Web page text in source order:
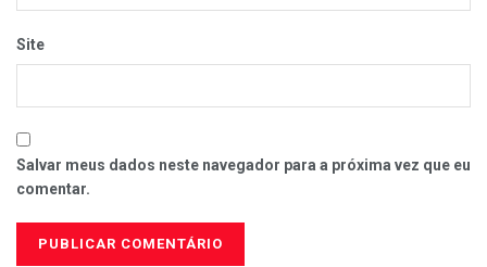
Site
Salvar meus dados neste navegador para a próxima vez que eu
comentar.